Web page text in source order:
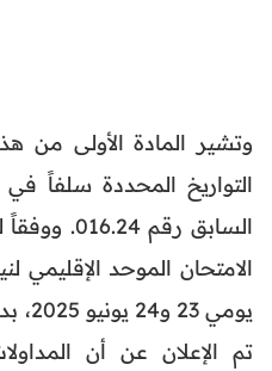
وتشير المادة الأولى من
السابق رقم
الامتحان الموحد الإقليمي
يومي
تم الإعلان عن أن